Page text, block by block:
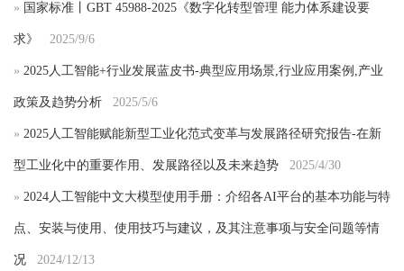
» 国家标准丨GBT 45988-2025《数字化转型管理 能力体系建设要
求》 2025/9/6
» 2025人工智能+行业发展蓝皮书-典型应用场景,行业应用案例,产业
政策及趋势分析 2025/5/6
» 2025人工智能赋能新型工业化范式变革与发展路径研究报告-在新
型工业化中的重要作用、发展路径以及未来趋势 2025/4/30
» 2024人工智能中文大模型使用手册：介绍各AI平台的基本功能与特
点、安装与使用、使用技巧与建议，及其注意事项与安全问题等情
况 2024/12/13